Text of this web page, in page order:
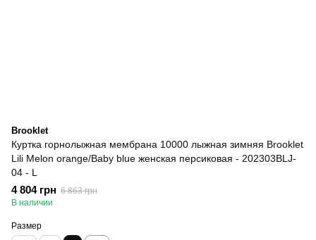
Brooklet
Куртка горнолыжная мембрана 10000 лыжная зимняя Brooklet
Lili Melon orange/Baby blue женская персиковая - 202303BLJ-
04 - L
4 804 грн 6 863 грн
В наличии
Размер